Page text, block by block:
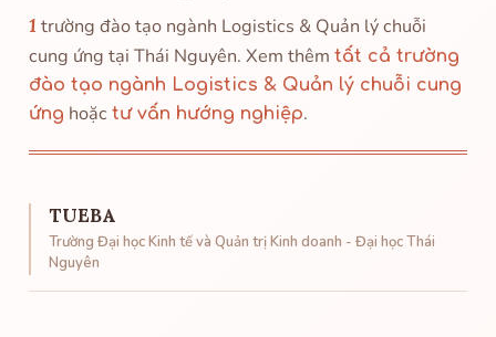
1 trường đào tạo ngành Logistics & Quản lý chuỗi
cung ứng tại Thái Nguyên. Xem thêm tất cả trường
đào tạo ngành Logistics & Quản lý chuỗi cung
ứng hoặc tư vấn hướng nghiệp.
TUEBA
Trường Đại học Kinh tế và Quản trị Kinh doanh - Đại học Thái
Nguyên